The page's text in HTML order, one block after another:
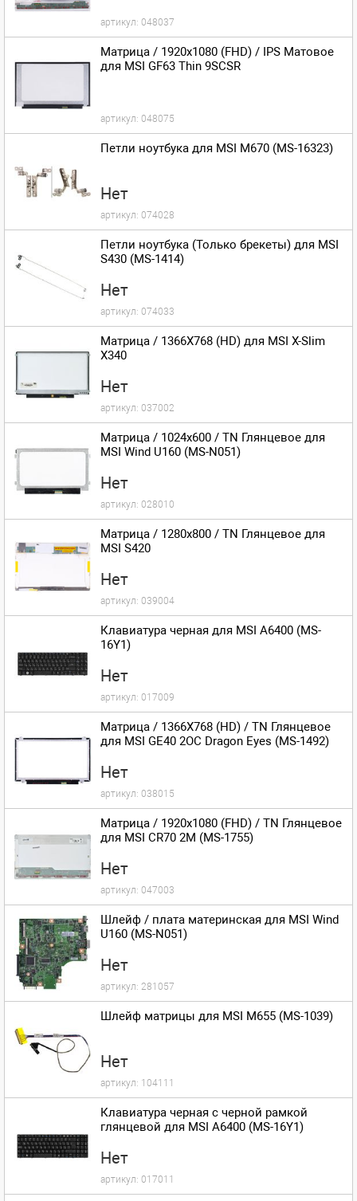
артикул: 048037
Матрица / 1920x1080 (FHD) / IPS Матовое
для MSI GF63 Thin 9SCSR
артикул: 048075
Петли ноутбука для MSI M670 (MS-16323)
Нет
артикул: 074028
Петли ноутбука (Только брекеты) для MSI
S430 (MS-1414)
Нет
артикул: 074033
Матрица / 1366X768 (HD) для MSI X-Slim
X340
Нет
артикул: 037002
Матрица / 1024x600 / TN Глянцевое для
MSI Wind U160 (MS-N051)
Нет
артикул: 028010
Матрица / 1280x800 / TN Глянцевое для
MSI S420
Нет
артикул: 039004
Клавиатура черная для MSI A6400 (MS-
16Y1)
Нет
артикул: 017009
Матрица / 1366X768 (HD) / TN Глянцевое
для MSI GE40 2OC Dragon Eyes (MS-1492)
Нет
артикул: 038015
Матрица / 1920x1080 (FHD) / TN Глянцевое
для MSI CR70 2M (MS-1755)
Нет
артикул: 047003
Шлейф / плата материнская для MSI Wind
U160 (MS-N051)
Нет
артикул: 281057
Шлейф матрицы для MSI M655 (MS-1039)
Нет
артикул: 104111
Клавиатура черная с черной рамкой
глянцевой для MSI A6400 (MS-16Y1)
Нет
артикул: 017011